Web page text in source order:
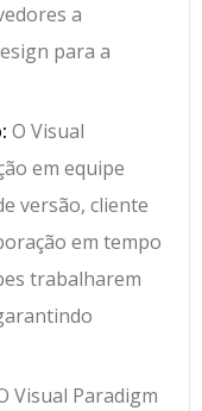
a
para a
O Visual
em equipe
versão, cliente
em tempo
trabalharem
Visual Paradigm